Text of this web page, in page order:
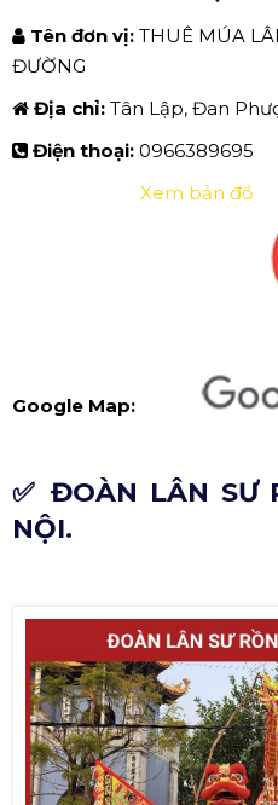
Tên đơn vị: THUÊ MÚA
ĐƯỜNG
Địa chỉ: Tân Lập, Đan
Điện thoại: 0966389695
Google Map:
Xem bản đồ
✅ ĐOÀN LÂN SƯ
NỘI.